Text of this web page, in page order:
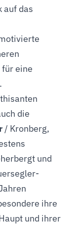
auf das
für eine
die
/ Kronberg,
und
ihre
und ihrer